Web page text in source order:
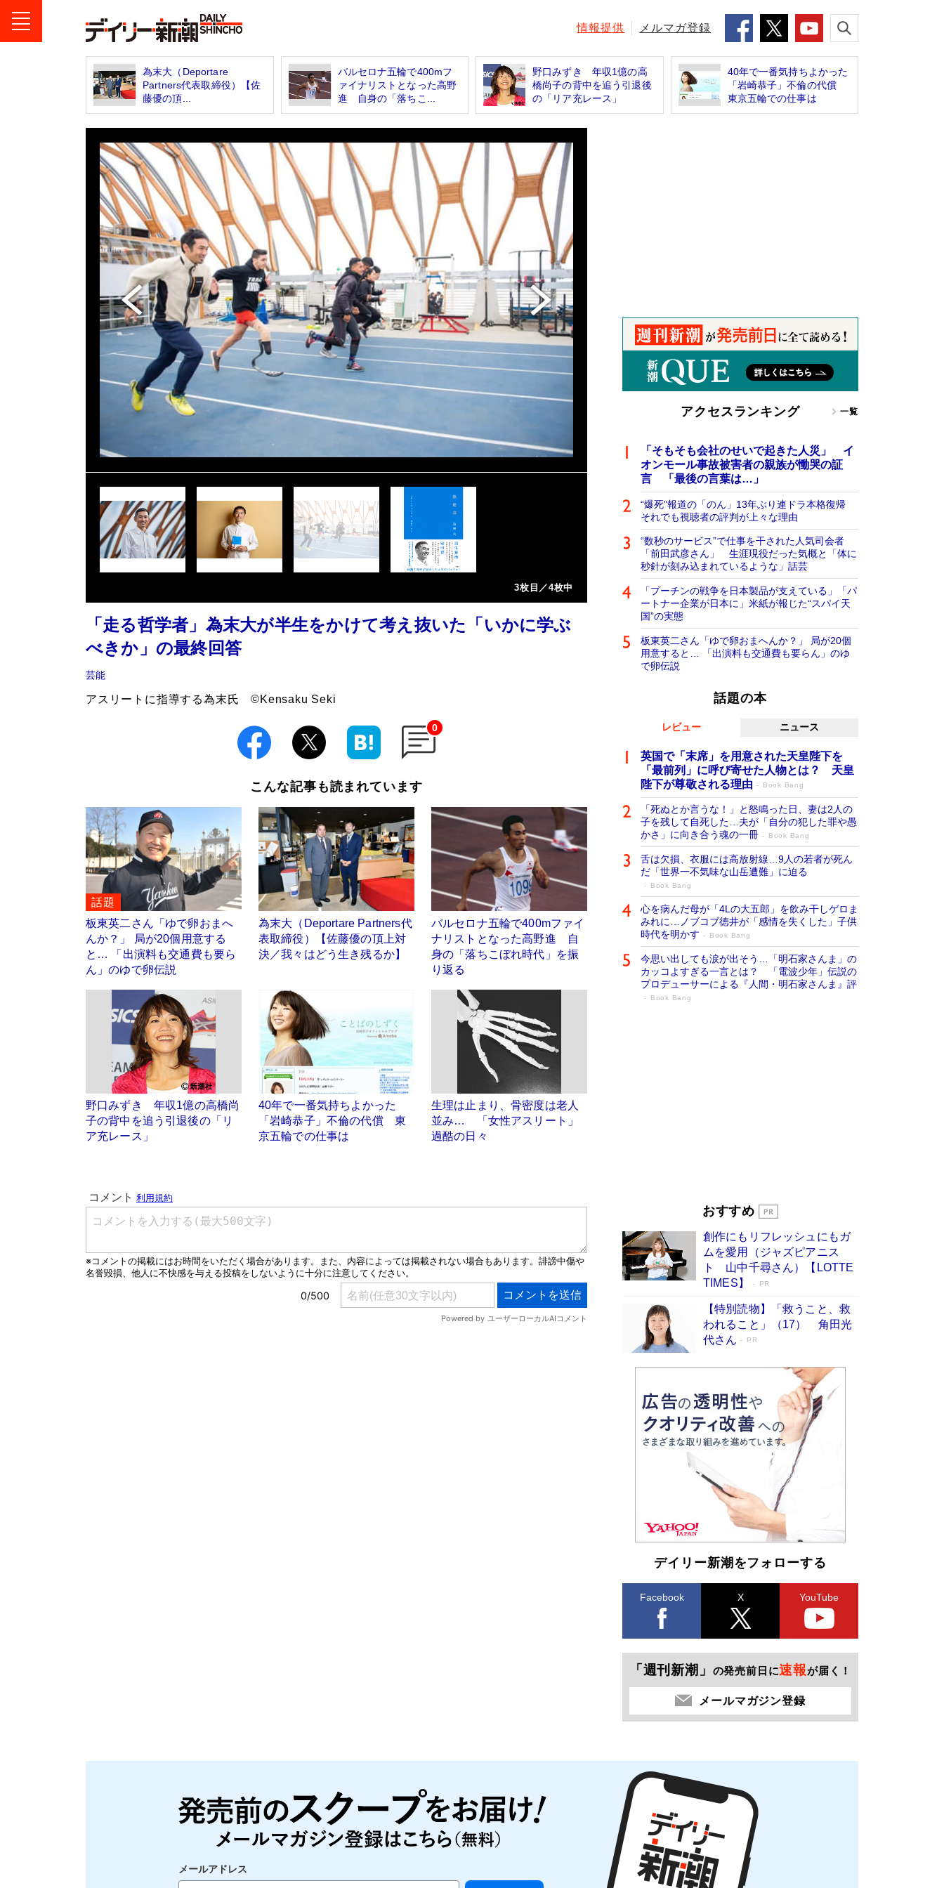
情報提供 メルマガ登録
為末大（Deportare
Partners代表取締役）【佐
藤優の頂...
バルセロナ五輪で400mフ
ァイナリストとなった高野
進 自身の「落ちこ...
野口みずき 年収1億の高
橋尚子の背中を追う引退後
の「リア充レース」
40年で一番気持ちよかった
「岩崎恭子」不倫の代償
東京五輪での仕事は
3枚目／4枚中
「走る哲学者」為末大が半生をかけて考え抜いた「いかに学ぶ
べきか」の最終回答
芸能
アスリートに指導する為末氏 ©Kensaku Seki
0
こんな記事も読まれています
話題
板東英二さん「ゆで卵おまへ
んか？」 局が20個用意する
と… 「出演料も交通費も要ら
ん」のゆで卵伝説
為末大（Deportare Partners代
表取締役）【佐藤優の頂上対
決／我々はどう生き残るか】
バルセロナ五輪で400mファイ
ナリストとなった高野進 自
身の「落ちこぼれ時代」を振
り返る
野口みずき 年収1億の高橋尚
子の背中を追う引退後の「リ
ア充レース」
40年で一番気持ちよかった
「岩崎恭子」不倫の代償 東
京五輪での仕事は
生理は止まり、骨密度は老人
並み… 「女性アスリート」
過酷の日々
アクセスランキング 一覧
「そもそも会社のせいで起きた人災」 イ
オンモール事故被害者の親族が慟哭の証
言 「最後の言葉は…」
“爆死”報道の「のん」13年ぶり連ドラ本格復帰
それでも視聴者の評判が上々な理由
“数秒のサービス”で仕事を干された人気司会者
「前田武彦さん」 生涯現役だった気概と「体に
秒針が刻み込まれているような」話芸
「プーチンの戦争を日本製品が支えている」「パ
ートナー企業が日本に」米紙が報じた“スパイ天
国”の実態
板東英二さん「ゆで卵おまへんか？」 局が20個
用意すると… 「出演料も交通費も要らん」のゆ
で卵伝説
話題の本
レビュー ニュース
英国で「末席」を用意された天皇陛下を
「最前列」に呼び寄せた人物とは？ 天皇
陛下が尊敬される理由
Book Bang
「死ぬとか言うな！」と怒鳴った日、妻は2人の
子を残して自死した…夫が「自分の犯した罪や愚
かさ」に向き合う魂の一冊
Book Bang
舌は欠損、衣服には高放射線…9人の若者が死ん
だ「世界一不気味な山岳遭難」に迫る
Book Bang
心を病んだ母が「4Lの大五郎」を飲み干しゲロま
みれに…ノブコブ徳井が「感情を失くした」子供
時代を明かす
Book Bang
今思い出しても涙が出そう…「明石家さんま」の
カッコよすぎる一言とは？ 「電波少年」伝説の
プロデューサーによる『人間・明石家さんま』評
Book Bang
俳優・高嶋政伸が家族に教わった“人を育てるコ
東野圭吾、伊坂幸太郎の人気シリーズ最新作どち
らも文庫化 映画化された直木賞受賞作もランク
イン［文庫ベストセラー］
Book Bang
おすすめ
創作にもリフレッシュにもガ
ムを愛用（ジャズピアニス
ト 山中千尋さん）【LOTTE
TIMES】
PR
【特別読物】「救うこと、救
われること」（17） 角田光
代さん
PR
デイリー新潮をフォローする
Facebook X YouTube
「週刊新潮」 の発売前日に速報が届く！
メールマガジン登録
メールアドレス